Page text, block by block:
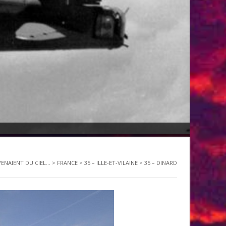
DU CIEL... > FRANCE > 35 – ILLE-ET-VILAINE > 35 – DINARD